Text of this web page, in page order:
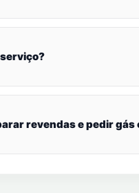
revendas e pedir gás